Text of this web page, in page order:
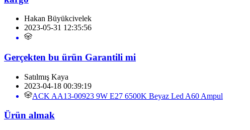
Hakan Büyükcivelek
2023-05-31 12:35:56
Gerçekten bu ürün Garantili mi
Satılmış Kaya
2023-04-18 00:39:19
ACK AA13-00923 9W E27 6500K Beyaz Led A60 Ampul
Ürün almak